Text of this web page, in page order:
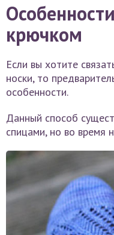
крючком
Если вы хотите
носки, то
особенности.
Данный способ
спицами, но во время